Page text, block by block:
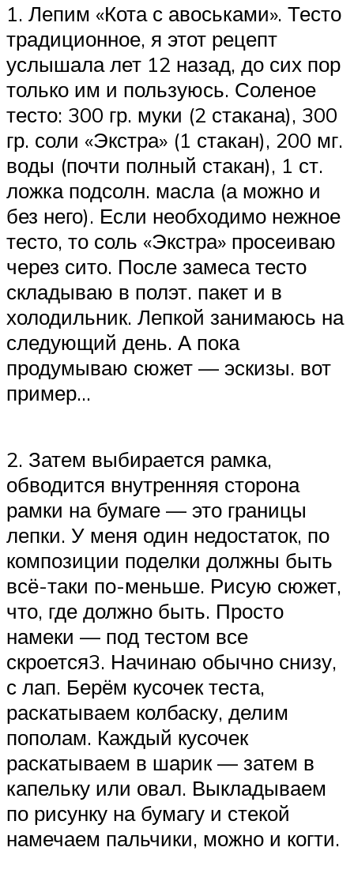
1. Лепим «Кота с авоськами». Тесто
традиционное, я этот рецепт
услышала лет 12 назад, до сих пор
только им и пользуюсь. Соленое
тесто: 300 гр. муки (2 стакана), 300
гр. соли «Экстра» (1 стакан), 200 мг.
воды (почти полный стакан), 1 ст.
ложка подсолн. масла (а можно и
без него). Если необходимо нежное
тесто, то соль «Экстра» просеиваю
через сито. После замеса тесто
складываю в полэт. пакет и в
холодильник. Лепкой занимаюсь на
следующий день. А пока
продумываю сюжет — эскизы. вот
пример…
2. Затем выбирается рамка,
обводится внутренняя сторона
рамки на бумаге — это границы
лепки. У меня один недостаток, по
композиции поделки должны быть
всё-таки по-меньше. Рисую сюжет,
что, где должно быть. Просто
намеки — под тестом все
скроется3. Начинаю обычно снизу,
с лап. Берём кусочек теста,
раскатываем колбаску, делим
пополам. Каждый кусочек
раскатываем в шарик — затем в
капельку или овал. Выкладываем
по рисунку на бумагу и стекой
намечаем пальчики, можно и когти.